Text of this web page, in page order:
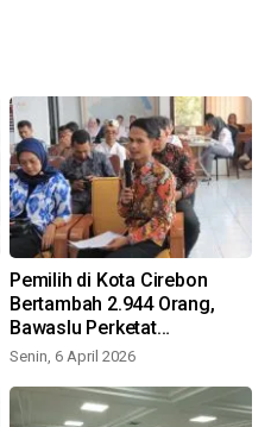
Pemilih di Kota Cirebon
Bertambah 2.944 Orang,
Bawaslu Perketat
Pengawasan!
Senin, 6 April 2026